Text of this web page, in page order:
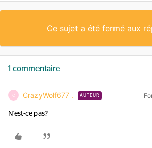
Ce sujet a été fermé aux
1 commentaire
C CrazyWolf677 . AUTEUR
N'est-ce pas?